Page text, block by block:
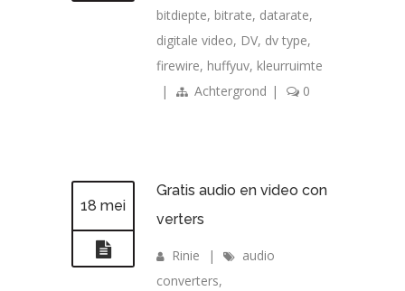
bitdiepte, bitrate, datarate,
digitale video, DV, dv type,
firewire, huffyuv, kleurruimte
|
Achtergrond | 0
18 mei
Gratis audio en video con
verters
Rinie |
audio
converters,